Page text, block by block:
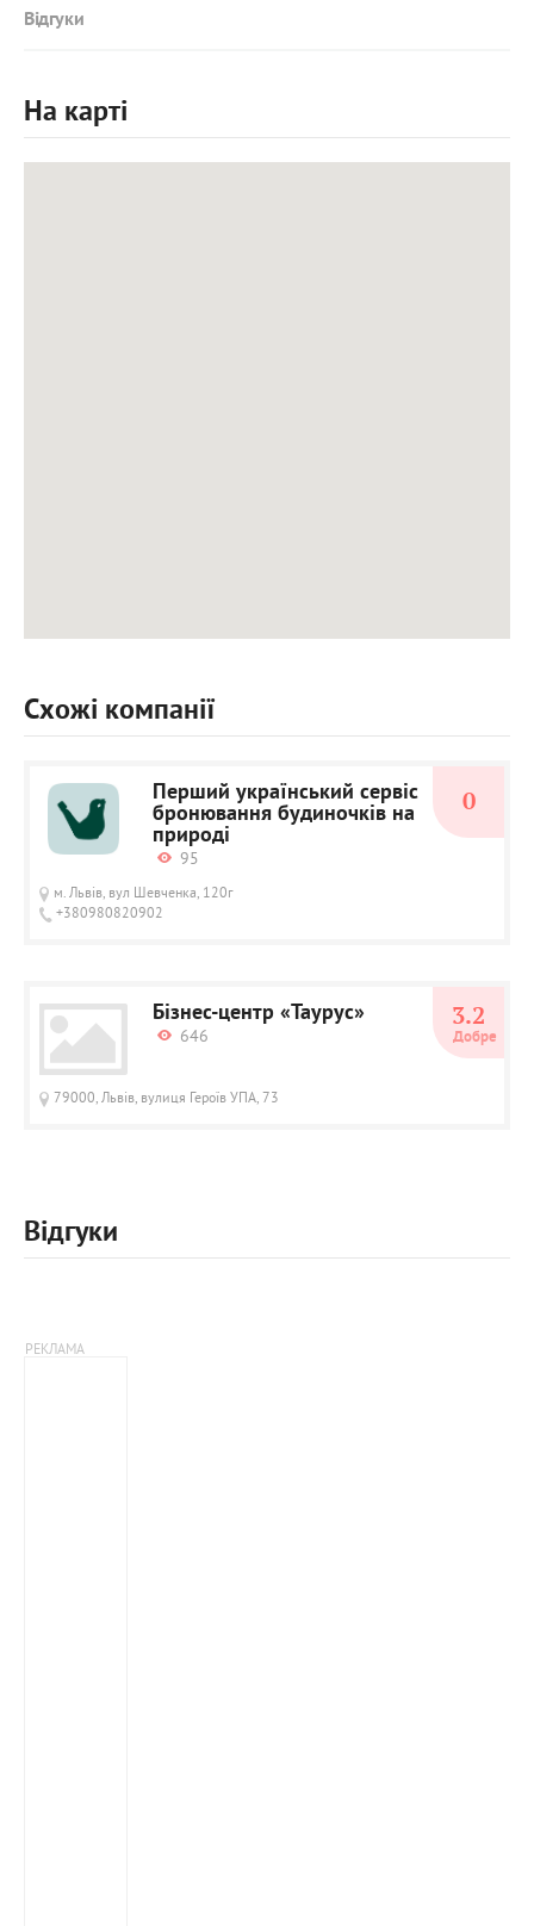
Відгуки
На карті
Схожі компанії
Перший український сервіс
бронювання будиночків на
природі
95
м. Львів, вул Шевченка, 120г
+380980820902
0
Бізнес-центр «Таурус»
646
79000, Львів, вулиця Героїв УПА, 73
3.2
Добре
Відгуки